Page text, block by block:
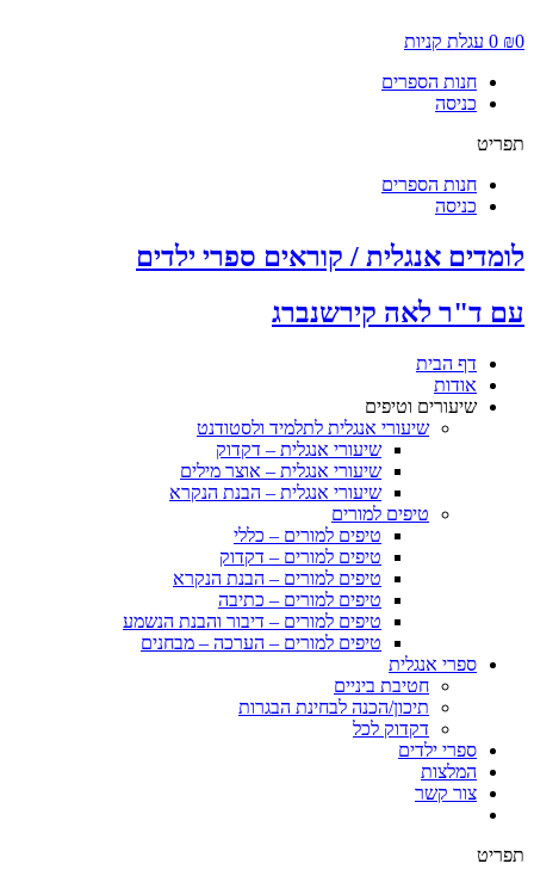
לתוכן
₪0
0 עגלת קניות
חנות הספרים
כניסה
תפריט
חנות הספרים
כניסה
לומדים אנגלית / קוראים ספרי ילדים
עם ד"ר לאה קירשנברג
דף הבית
אודות
שיעורים וטיפים
שיעורי אנגלית לתלמיד ולסטודנט
שיעורי אנגלית – דקדוק
שיעורי אנגלית – אוצר מילים
שיעורי אנגלית – הבנת הנקרא
טיפים למורים
טיפים למורים – כללי
טיפים למורים – דקדוק
טיפים למורים – הבנת הנקרא
טיפים למורים – כתיבה
טיפים למורים – דיבור והבנת הנשמע
טיפים למורים – הערכה – מבחנים
ספרי אנגלית
חטיבת ביניים
תיכון/הכנה לבחינת הבגרות
דקדוק לכל
ספרי ילדים
המלצות
צור קשר
תפריט